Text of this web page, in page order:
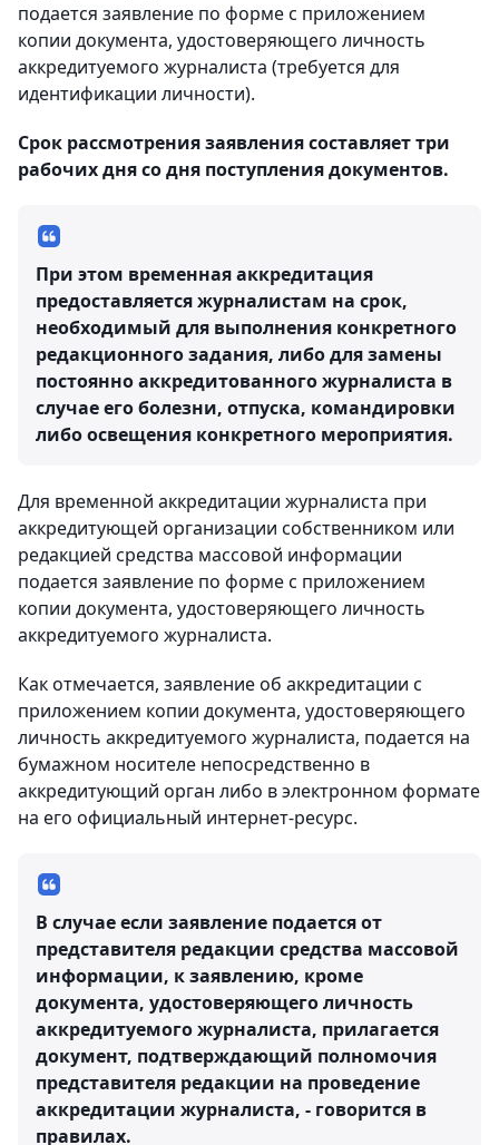
подается заявление по форме с приложением
копии документа, удостоверяющего личность
аккредитуемого журналиста (требуется для
идентификации личности).
Срок рассмотрения заявления составляет три
рабочих дня со дня поступления документов.
При этом временная аккредитация
предоставляется журналистам на срок,
необходимый для выполнения конкретного
редакционного задания, либо для замены
постоянно аккредитованного журналиста в
случае его болезни, отпуска, командировки
либо освещения конкретного мероприятия.
Для временной аккредитации журналиста при
аккредитующей организации собственником или
редакцией средства массовой информации
подается заявление по форме с приложением
копии документа, удостоверяющего личность
аккредитуемого журналиста.
Как отмечается, заявление об аккредитации с
приложением копии документа, удостоверяющего
личность аккредитуемого журналиста, подается на
бумажном носителе непосредственно в
аккредитующий орган либо в электронном формате
на его официальный интернет-ресурс.
В случае если заявление подается от
представителя редакции средства массовой
информации, к заявлению, кроме
документа, удостоверяющего личность
аккредитуемого журналиста, прилагается
документ, подтверждающий полномочия
представителя редакции на проведение
аккредитации журналиста, - говорится в
правилах.